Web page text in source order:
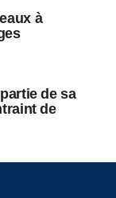
à
de sa
de